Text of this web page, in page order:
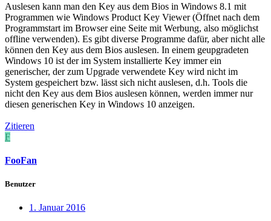
Auslesen kann man den Key aus dem Bios in Windows 8.1 mit
Programmen wie Windows Product Key Viewer (Öffnet nach dem
Programmstart im Browser eine Seite mit Werbung, also möglichst
offline verwenden). Es gibt diverse Programme dafür, aber nicht alle
können den Key aus dem Bios auslesen. In einem geupgradeten
Windows 10 ist der im System installierte Key immer ein
generischer, der zum Upgrade verwendete Key wird nicht im
System gespeichert bzw. lässt sich nicht auslesen, d.h. Tools die
nicht den Key aus dem Bios auslesen können, werden immer nur
diesen generischen Key in Windows 10 anzeigen.
Zitieren
F
FooFan
Benutzer
1. Januar 2016